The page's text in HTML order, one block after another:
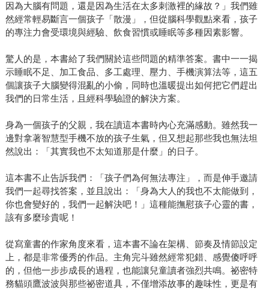
因為大腦有問題，還是因為生活在太多刺激裡的緣故？」我們雖
然經常輕易斷言一個孩子「散漫」，但從腦科學觀點來看，孩子
的專注力會受環境與經驗、飲食習慣或睡眠等多種因素影響。
驚人的是，本書給了我們關於這些問題的精準答案。書中一一揭
示睡眠不足、加工食品、多工處理、壓力、手機演算法等，這五
個讓孩子大腦變得混亂的小偷，同時也溫暖提出如何把它們趕出
我們的日常生活，且經科學驗證的解決方案。
身為一個孩子的父親，我在讀這本書時內心充滿感動。雖然我一
邊對拿著智慧型手機不放的孩子生氣，但又想起那些我也無法坦
然說出：「其實我也不太知道那是什麼」的日子。
這本書不止告訴我們：「孩子們為何無法專注」，而是伸手邀請
我們一起尋找答案，並且說出：「身為大人的我也不太能做到，
你也會變好的，我們一起解決吧！」這種能撫慰孩子心靈的書，
該有多麼珍貴呢！
從寫童書的作家角度來看，這本書不論在架構、節奏及情節設定
上，都是非常優秀的作品。主角完斗雖然經常犯錯、感覺傻呼呼
的，但他一步步成長的過程，也能讓兒童讀者強烈共鳴。祕密特
務貓頭鷹波波與那些祕密道具，不僅增添故事的趣味性，更是有